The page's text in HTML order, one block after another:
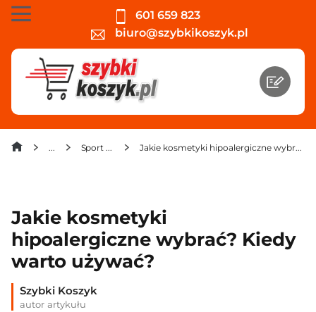
601 659 823
biuro@szybkikoszyk.pl
Sport i zdrowie Jakie kosmetyki hipoalergiczne wybrać? Kiedy warto używać?
Jakie kosmetyki
hipoalergiczne wybrać? Kiedy
warto używać?
Szybki Koszyk
autor artykułu